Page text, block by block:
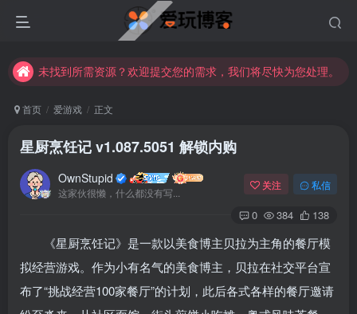
未找到所需资源？欢迎提交您的需求，我们将尽快为您处理。
苹果手机用户没有巨魔商店的点击此处获取保姆级安装教程
未找到所需资源？欢迎提交您的需求，我们将尽快为您处理。
首页 爱游戏 正文
星厨烹饪记 v1.087.5051 解锁内购
OwnStupid
这家伙很懒，什么都没有写...
关注 私信
0 384 138
《星厨烹饪记》是一款以美食博主贝拉为主角的餐厅模
拟经营游戏。作为小有名气的美食博主，贝拉在社交平台宣
布了“挑战经营100家餐厅”的计划，此后各式各样的餐厅邀请
登录
没有账号？立即注册